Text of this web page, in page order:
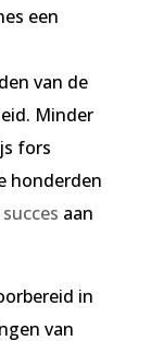
een
van de
Minder
fors
honderden
succes aan
in
van